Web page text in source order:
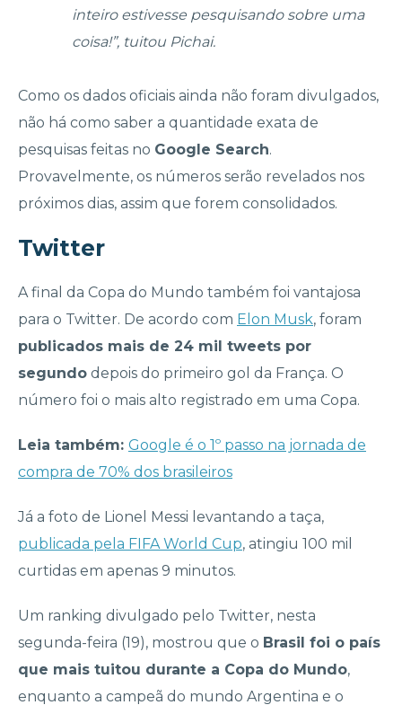
inteiro estivesse pesquisando sobre uma
coisa!”, tuitou Pichai.
Como os dados oficiais ainda não foram divulgados,
não há como saber a quantidade exata de
pesquisas feitas no Google Search.
Provavelmente, os números serão revelados nos
próximos dias, assim que forem consolidados.
Twitter
A final da Copa do Mundo também foi vantajosa
para o Twitter. De acordo com Elon Musk, foram
publicados mais de 24 mil tweets por
segundo depois do primeiro gol da França. O
número foi o mais alto registrado em uma Copa.
Leia também: Google é o 1º passo na jornada de
compra de 70% dos brasileiros
Já a foto de Lionel Messi levantando a taça,
publicada pela FIFA World Cup, atingiu 100 mil
curtidas em apenas 9 minutos.
Um ranking divulgado pelo Twitter, nesta
segunda-feira (19), mostrou que o Brasil foi o país
que mais tuitou durante a Copa do Mundo,
enquanto a campeã do mundo Argentina e o